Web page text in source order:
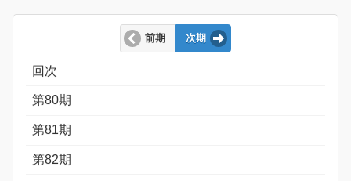
前期 次期
回次
第80期
第81期
第82期